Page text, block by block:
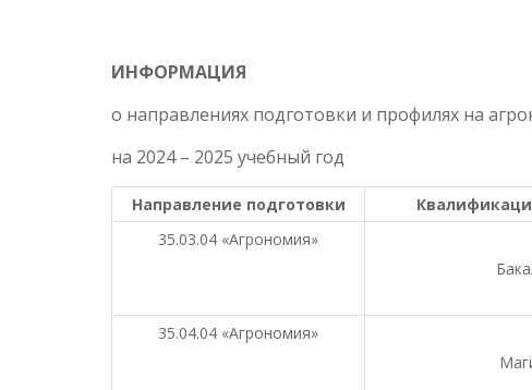
ИНФОРМАЦИЯ
о направлениях подготовки и профилях на
на 2024 – 2025 учебный год
Направление подготовки
35.03.04 «Агрономия»
35.04.04 «Агрономия»